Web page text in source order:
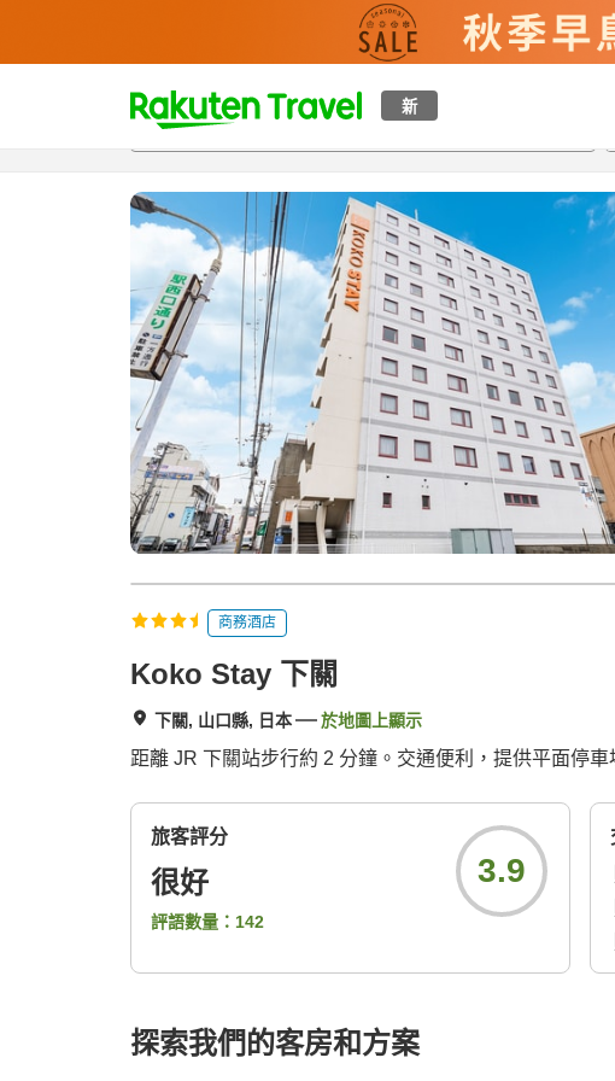
新
t
p
a
g
s
e
a
r
h
概覽房間及住宿方案 評價特色設施
商務酒店
Koko Stay 下關
下關, 山口縣, 日本 於地圖上顯示
距離 JR 下關站步行約 2 分鐘。交通便利，提供平面停
旅客評分
很好
評語數量： 142
3.9
探索我們的客房和方案